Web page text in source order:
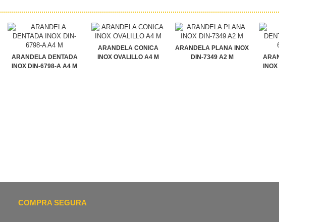
ARANDELA DENTADA
INOX DIN-6798-A A4 M
ARANDELA CONICA
INOX OVALILLO A4 M
ARANDELA PLANA INOX
DIN-7349 A2 M
ARANDELA
INOX DIN-6798-A
COMPRA SEGURA